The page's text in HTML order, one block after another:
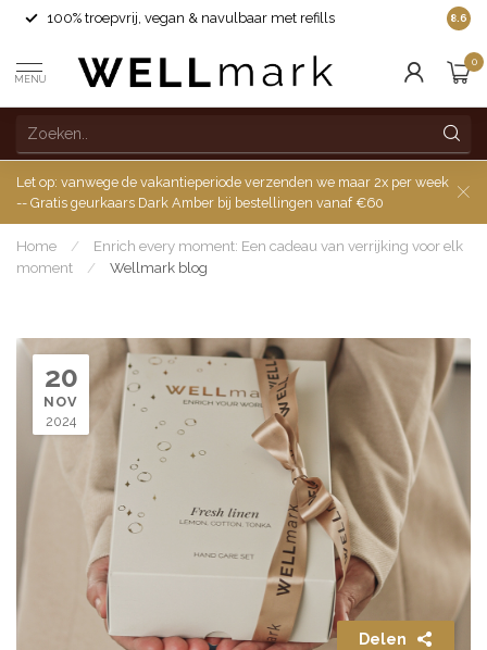
100% troepvrij, vegan & navulbaar met refills 8.6
MENU
0
Let op: vanwege de vakantieperiode verzenden we maar 2x per week
-- Gratis geurkaars Dark Amber bij bestellingen vanaf €60
Home /
Enrich every moment: Een cadeau van verrijking voor elk
moment
/ Wellmark blog
20
NOV
2024
Delen